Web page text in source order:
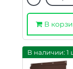
В
В наличии: 1